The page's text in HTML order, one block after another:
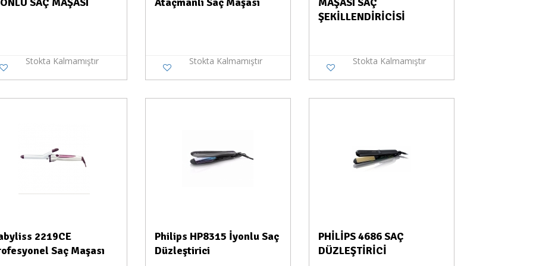
Stokta Kalmamıştır Stokta Kalmamıştır
ŞEKİLLENDİRİCİSİ
Stokta Kalmamıştır
2219CE
Saç Maşası
Philips HP8315 İyonlu Saç
Düzleştirici
PHİLİPS 4686 SAÇ
DÜZLEŞTİRİCİ